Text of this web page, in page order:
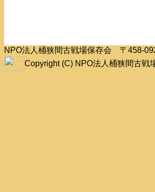
NPO法人桶狭間古戦場保存会 〒458-
Copyright (C) NPO法人桶狭間古戦